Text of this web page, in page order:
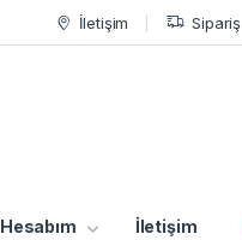
İletişim Sipariş
Hesabım İletişim